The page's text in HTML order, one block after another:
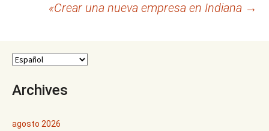
«Crear una nueva empresa en Indiana →
Archives
agosto 2026